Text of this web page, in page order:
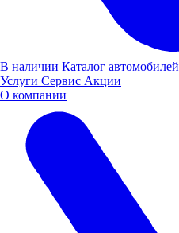
В наличии Каталог автомобилей
Услуги Сервис Акции
О компании